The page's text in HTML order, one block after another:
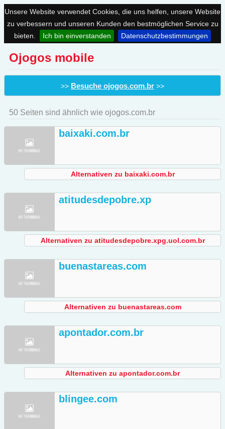
Unsere Website verwendet Cookies, die uns helfen, unsere Website
zu verbessern und unseren Kunden den bestmöglichen Service zu
bieten.
Ich bin einverstanden Datenschutzbestimmungen
Ojogos mobile
>> Besuche ojogos.com.br >>
50 Seiten sind ähnlich wie ojogos.com.br
baixaki.com.br
Alternativen zu baixaki.com.br
atitudesdepobre.xp
Alternativen zu atitudesdepobre.xpg.uol.com.br
buenastareas.com
Alternativen zu buenastareas.com
apontador.com.br
Alternativen zu apontador.com.br
blingee.com